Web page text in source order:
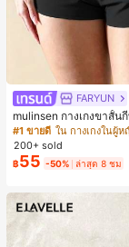
FARYUN
mulinsen กางเกงขาสั้น
น์ปลายเปิด เอวยืดหยุ่น ก
ลำลองกีฬาฤดูร้อน ความ
#1 ขายดี
200+ sold
฿55 -50% ล่าสุด 8 ชม